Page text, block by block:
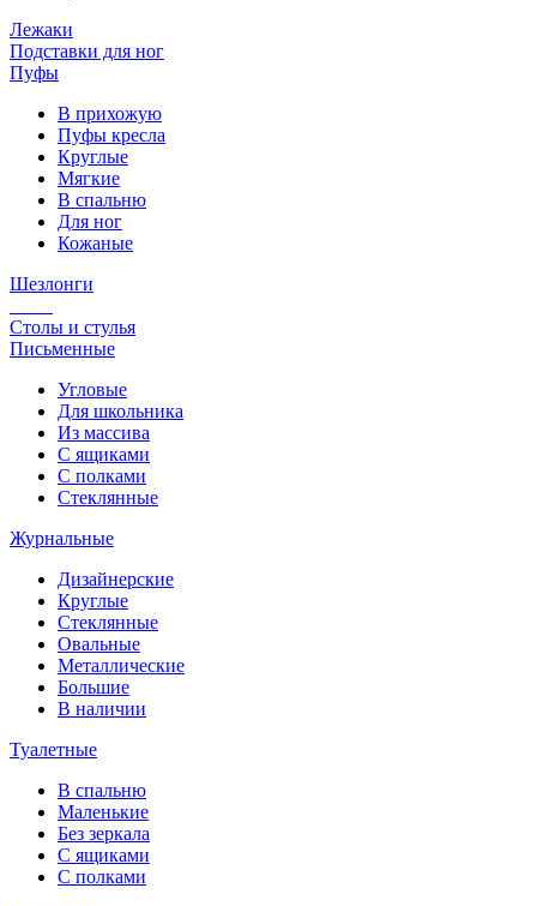
Лежаки
Подставки для ног
Пуфы
В прихожую
Пуфы кресла
Круглые
Мягкие
В спальню
Для ног
Кожаные
Шезлонги
Столы и стулья
Письменные
Угловые
Для школьника
Из массива
С ящиками
С полками
Стеклянные
Журнальные
Дизайнерские
Круглые
Стеклянные
Овальные
Металлические
Большие
В наличии
Туалетные
В спальню
Маленькие
Без зеркала
С ящиками
С полками